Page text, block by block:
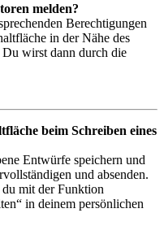
melden?
Berechtigungen
in der Nähe des
wirst dann durch die
beim Schreiben eines
Entwürfe speichern und
und absenden.
mit der Funktion
in deinem persönlichen